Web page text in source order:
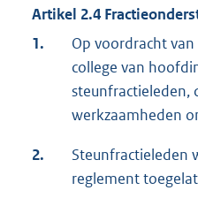
Artikel 2.4
1.
Op voordracht
college van
steunfractieleden,
werkzaamheden
2.
Steunfractieleden
reglement